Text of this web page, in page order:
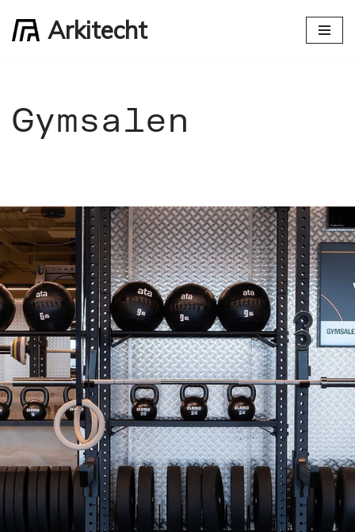
Hopp Arkitecht
Gymsalen